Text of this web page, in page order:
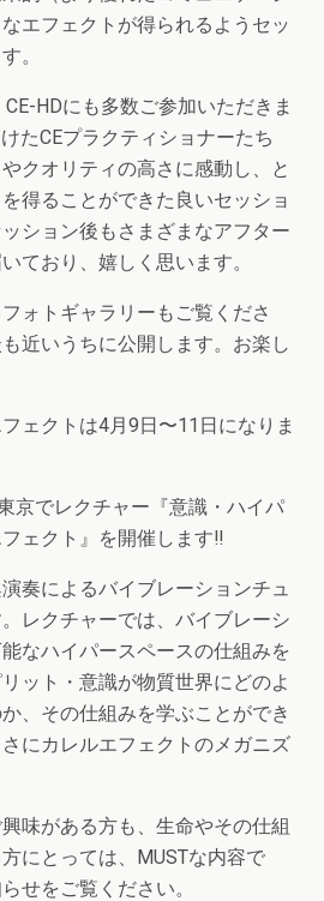
エフェクトが得られるようセッ
。
HDにも多数ご参加いただきま
たCEプラクティショナーたち
クオリティの高さに感動し、と
得ることができた良いセッショ
ション後もさまざまなアフター
ており、嬉しく思います。
ォトギャラリーもご覧くださ
近いうちに公開します。お楽し
ェクトは4月9日〜11日になりま
京でレクチャー『意識・ハイパ
ェクト』を開催します‼︎
奏によるバイブレーションチュ
レクチャーでは、バイブレーシ
なハイパースペースの仕組みを
ット・意識が物質世界にどのよ
、その仕組みを学ぶことができ
にカレルエフェクトのメガニズ
味がある方も、生命やその仕組
にとっては、MUSTな内容で
せをご覧ください。